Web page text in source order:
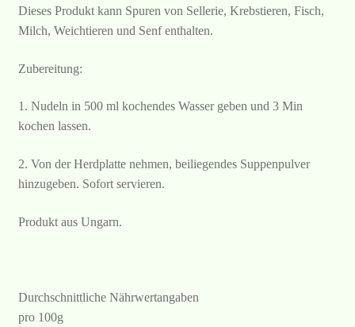
Dieses Produkt kann Spuren von Sellerie, Krebstieren, Fisch,
Milch, Weichtieren und Senf enthalten.
Zubereitung:
1. Nudeln in 500 ml kochendes Wasser geben und 3 Min
kochen lassen.
2. Von der Herdplatte nehmen, beiliegendes Suppenpulver
hinzugeben. Sofort servieren.
Produkt aus Ungarn.
Durchschnittliche Nährwertangaben
pro 100g